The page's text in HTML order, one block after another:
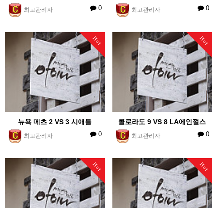
최고관리자 0 최고관리자 0
Hot
뉴욕 메츠 2 VS 3 시애틀
최고관리자 0
Hot
콜로라도 9 VS 8 LA에인절스
최고관리자 0
Hot Hot